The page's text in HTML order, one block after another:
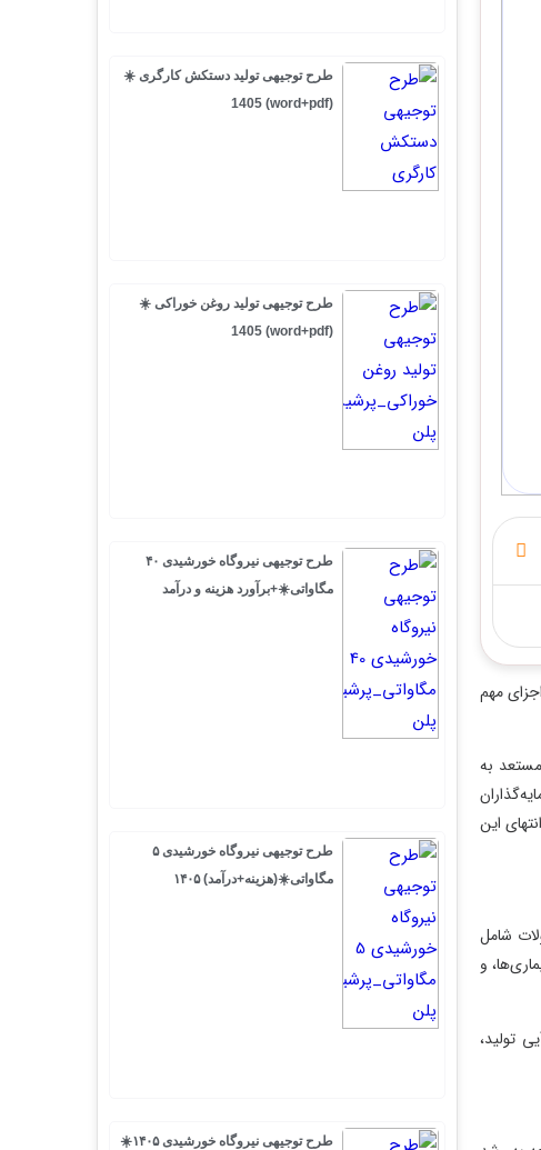
مهم
به
این
و
طرح توجیهی تولید دستکش کارگری ☀️
طرح توجیهی تولید روغن خوراکی ☀️
طرح توجیهی نیروگاه خورشیدی ۴۰
مگاواتی☀️+برآورد هزینه و درآمد
طرح توجیهی نیروگاه خورشیدی ۵
مگاواتی☀️(هزینه+درآمد) ۱۴۰۵
طرح توجیهی نیروگاه خورشیدی ۱۴۰۵☀️